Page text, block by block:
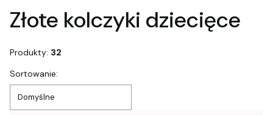
Złote kolczyki dziecięce
Produkty: 32
Lista produktów
Sortowanie:
Domyślne